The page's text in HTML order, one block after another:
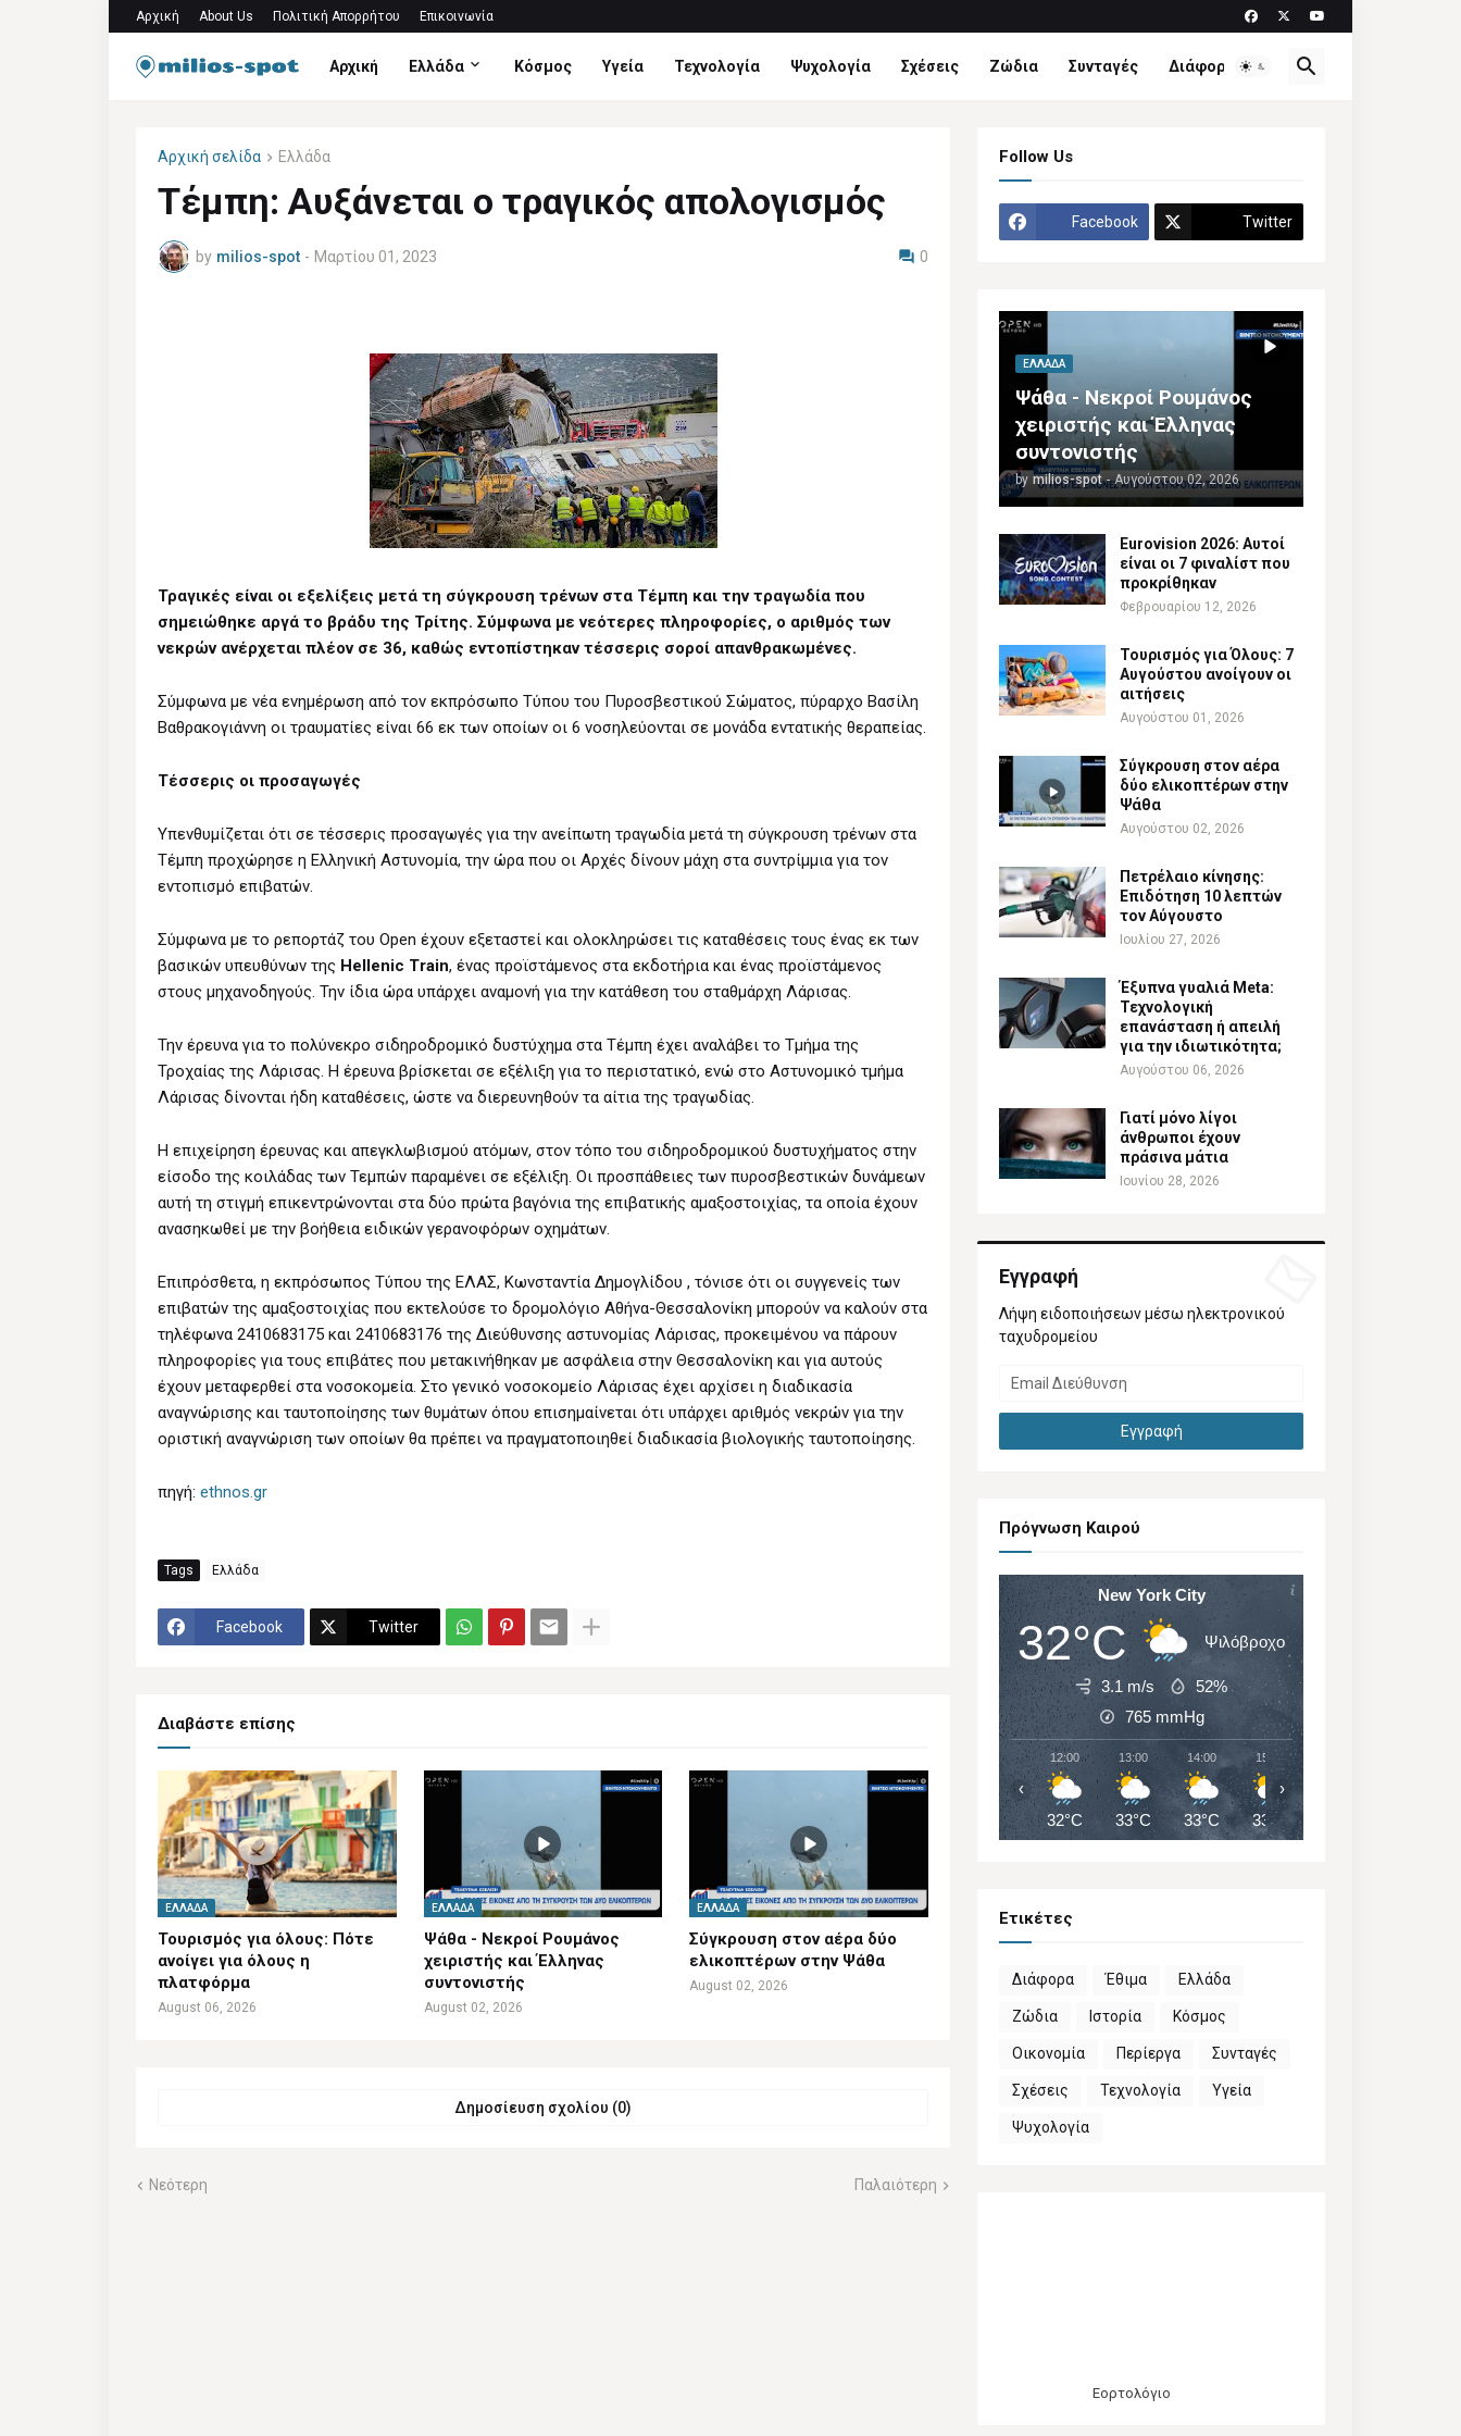
Αρχική About Us Πολιτική Απορρήτου Επικοινωνία
Αρχική Ελλάδα Κόσμος Υγεία Τεχνολογία Ψυχολογία Σχέσεις Ζώδια Συνταγές Διάφορα
Αρχική σελίδα Ελλάδα
Τέμπη: Αυξάνεται ο τραγικός απολογισμός
by milios-spot - Μαρτίου 01, 2023 0
Τραγικές είναι οι εξελίξεις μετά τη σύγκρουση τρένων στα Τέμπη και την τραγωδία που
σημειώθηκε αργά το βράδυ της Τρίτης. Σύμφωνα με νεότερες πληροφορίες, ο αριθμός των
νεκρών ανέρχεται πλέον σε 36, καθώς εντοπίστηκαν τέσσερις σοροί απανθρακωμένες.
Σύμφωνα με νέα ενημέρωση από τον εκπρόσωπο Τύπου του Πυροσβεστικού Σώματος, πύραρχο Βασίλη
Βαθρακογιάννη οι τραυματίες είναι 66 εκ των οποίων οι 6 νοσηλεύονται σε μονάδα εντατικής θεραπείας.
Tέσσερις οι προσαγωγές
Υπενθυμίζεται ότι σε τέσσερις προσαγωγές για την ανείπωτη τραγωδία μετά τη σύγκρουση τρένων στα
Τέμπη προχώρησε η Ελληνική Αστυνομία, την ώρα που οι Αρχές δίνουν μάχη στα συντρίμμια για τον
εντοπισμό επιβατών.
Σύμφωνα με το ρεπορτάζ του Open έχουν εξεταστεί και ολοκληρώσει τις καταθέσεις τους ένας εκ των
βασικών υπευθύνων της Hellenic Train, ένας προϊστάμενος στα εκδοτήρια και ένας προϊστάμενος
στους μηχανοδηγούς. Την ίδια ώρα υπάρχει αναμονή για την κατάθεση του σταθμάρχη Λάρισας.
Την έρευνα για το πολύνεκρο σιδηροδρομικό δυστύχημα στα Τέμπη έχει αναλάβει το Τμήμα της
Τροχαίας της Λάρισας. Η έρευνα βρίσκεται σε εξέλιξη για το περιστατικό, ενώ στο Αστυνομικό τμήμα
Λάρισας δίνονται ήδη καταθέσεις, ώστε να διερευνηθούν τα αίτια της τραγωδίας.
Η επιχείρηση έρευνας και απεγκλωβισμού ατόμων, στον τόπο του σιδηροδρομικού δυστυχήματος στην
είσοδο της κοιλάδας των Τεμπών παραμένει σε εξέλιξη. Οι προσπάθειες των πυροσβεστικών δυνάμεων
αυτή τη στιγμή επικεντρώνονται στα δύο πρώτα βαγόνια της επιβατικής αμαξοστοιχίας, τα οποία έχουν
ανασηκωθεί με την βοήθεια ειδικών γερανοφόρων οχημάτων.
Επιπρόσθετα, η εκπρόσωπος Τύπου της ΕΛΑΣ, Κωνσταντία Δημογλίδου , τόνισε ότι οι συγγενείς των
επιβατών της αμαξοστοιχίας που εκτελούσε το δρομολόγιο Αθήνα-Θεσσαλονίκη μπορούν να καλούν στα
τηλέφωνα 2410683175 και 2410683176 της Διεύθυνσης αστυνομίας Λάρισας, προκειμένου να πάρουν
πληροφορίες για τους επιβάτες που μετακινήθηκαν με ασφάλεια στην Θεσσαλονίκη και για αυτούς
έχουν μεταφερθεί στα νοσοκομεία. Στο γενικό νοσοκομείο Λάρισας έχει αρχίσει η διαδικασία
αναγνώρισης και ταυτοποίησης των θυμάτων όπου επισημαίνεται ότι υπάρχει αριθμός νεκρών για την
οριστική αναγνώριση των οποίων θα πρέπει να πραγματοποιηθεί διαδικασία βιολογικής ταυτοποίησης.
πηγή: ethnos.gr
Tags Ελλάδα
Facebook Twitter
Διαβάστε επίσης
ΕΛΛΆΔΑ
Τουρισμός για όλους: Πότε
ανοίγει για όλους η
πλατφόρμα
August 06, 2026
ΕΛΛΆΔΑ
Ψάθα - Νεκροί Ρουμάνος
χειριστής και Έλληνας
συντονιστής
August 02, 2026
ΕΛΛΆΔΑ
Σύγκρουση στον αέρα δύο
ελικοπτέρων στην Ψάθα
August 02, 2026
Δημοσίευση σχολίου (0)
Νεότερη Παλαιότερη
Follow Us
Facebook Twitter
ΕΛΛΆΔΑ
Ψάθα - Νεκροί Ρουμάνος
χειριστής και Έλληνας
συντονιστής
by milios-spot - Αυγούστου 02, 2026
Eurovision 2026: Αυτοί
είναι οι 7 φιναλίστ που
προκρίθηκαν
Φεβρουαρίου 12, 2026
Τουρισμός για Όλους: 7
Αυγούστου ανοίγουν οι
αιτήσεις
Αυγούστου 01, 2026
Σύγκρουση στον αέρα
δύο ελικοπτέρων στην
Ψάθα
Αυγούστου 02, 2026
Πετρέλαιο κίνησης:
Επιδότηση 10 λεπτών
τον Αύγουστο
Ιουλίου 27, 2026
Έξυπνα γυαλιά Meta:
Τεχνολογική
επανάσταση ή απειλή
για την ιδιωτικότητα;
Αυγούστου 06, 2026
Γιατί μόνο λίγοι
άνθρωποι έχουν
πράσινα μάτια
Ιουνίου 28, 2026
Εγγραφή
Λήψη ειδοποιήσεων μέσω ηλεκτρονικού
ταχυδρομείου
Πρόγνωση Καιρού
New York City
32°C Ψιλόβροχο
3.1 m/s
52%
765 mmHg
12:00
32°C
13:00
33°C
14:00
33°C
15:00
33°C
‹ ›
Ετικέτες
Διάφορα Έθιμα Ελλάδα
Ζώδια Ιστορία Κόσμος
Οικονομία Περίεργα Συνταγές
Σχέσεις Τεχνολογία Υγεία
Ψυχολογία
Εορτολόγιο